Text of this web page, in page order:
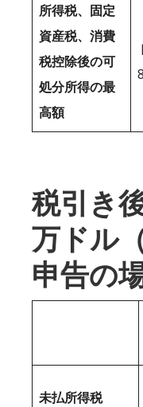
所得税、固定
資産税、消費
税控除後の可
処分所得の最
高額
税引き
万ドル
申告の
未払所得税